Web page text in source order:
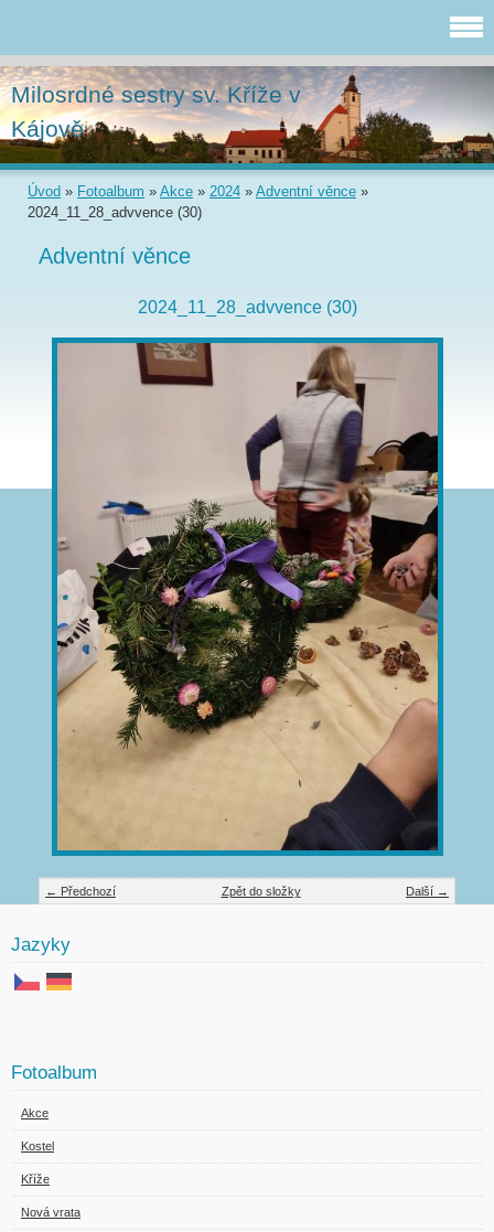
Milosrdné sestry sv. Kříže v
Kájově
Úvod » Fotoalbum » Akce » 2024 » Adventní věnce »
2024_11_28_advvence (30)
Adventní věnce
2024_11_28_advvence (30)
← Předchozí Další →
Zpět do složky
Jazyky
Fotoalbum
Akce
Kostel
Kříže
Nová vrata